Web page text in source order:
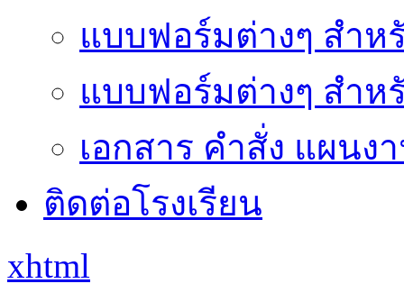
แบบฟอร์มต่างๆ สำห
แบบฟอร์มต่างๆ สำห
เอกสาร คำสั่ง แผนง
ติดต่อโรงเรียน
xhtml